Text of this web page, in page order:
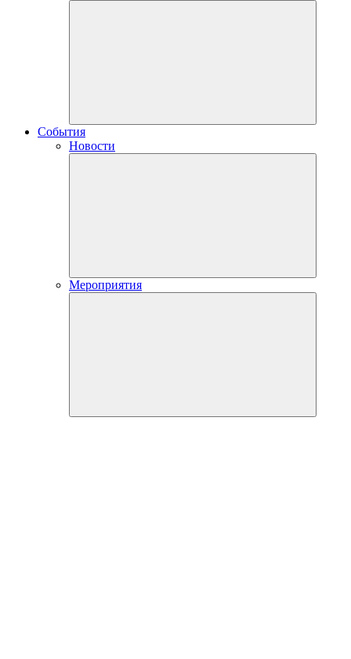
События
Новости
Мероприятия